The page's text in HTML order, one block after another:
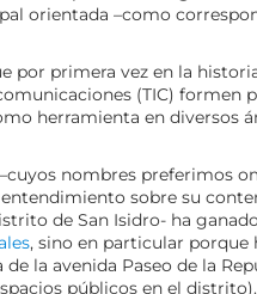
orientada –como
por primera vez en la
(TIC) formen
herramienta en diversos
nombres preferimos
sobre su
de San Isidro- ha
, sino en particular
de la avenida Paseo de la
públicos en el distrito).